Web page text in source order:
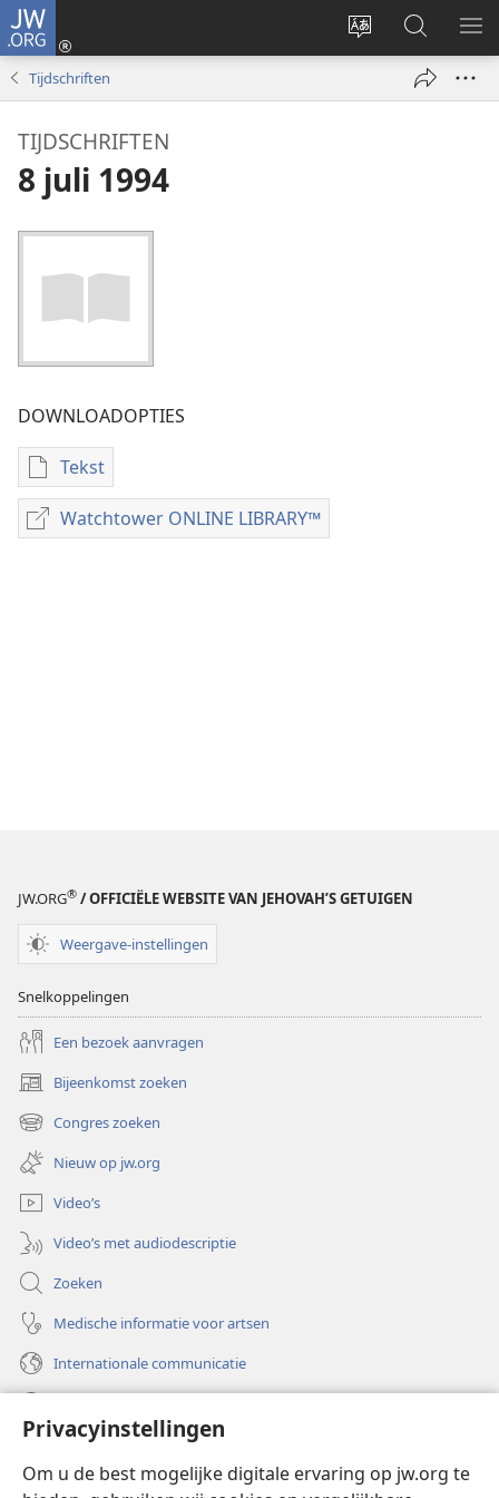
Privacyinstellingen
Om u de best mogelijke digitale ervaring op jw.org te
JW.ORG
Taal
wijzigen
Inloggen
(opent
Zoeken
op
JW.ORG
Tijdschriften
TIJDSCHRIFTEN
8 juli 1994
DOWNLOADOPTIES
Tekst
Downloadopties
publicaties
TIJDSCHRIFTEN
Watchtower ONLINE LIBRARY™
Watchtower
JW.ORG® / OFFICIËLE WEBSITE VAN JEHOVAH’S GETUIGEN
Weergave-instellingen
Snelkoppelingen
Een bezoek aanvragen
Bijeenkomst zoeken
(opent
nieuw
venster)
Congres zoeken
(opent
nieuw
venster)
Nieuw op jw.org
Video’s
Video’s met audiodescriptie
Zoeken
Medische informatie voor artsen
Internationale communicatie
(opent
nieuw